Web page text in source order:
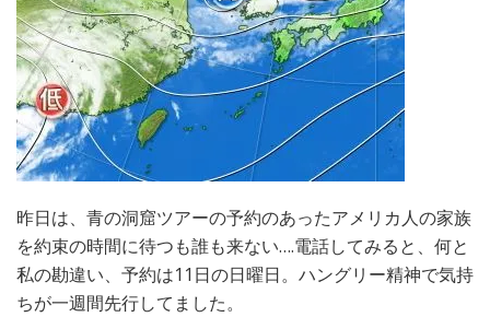
昨日は、青の洞窟ツアーの予約のあったアメリカ人の家族
を約束の時間に待つも誰も来ない….電話してみると、何と
私の勘違い、予約は11日の日曜日。ハングリー精神で気持
ちが一週間先行してました。